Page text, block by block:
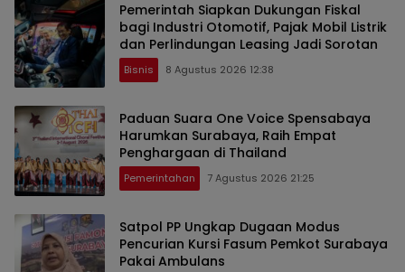
Pemerintah Siapkan Dukungan Fiskal
bagi Industri Otomotif, Pajak Mobil Listrik
dan Perlindungan Leasing Jadi Sorotan
Bisnis 8 Agustus 2026 12:38
Paduan Suara One Voice Spensabaya
Harumkan Surabaya, Raih Empat
Penghargaan di Thailand
Pemerintahan 7 Agustus 2026 21:25
Satpol PP Ungkap Dugaan Modus
Pencurian Kursi Fasum Pemkot Surabaya
Pakai Ambulans